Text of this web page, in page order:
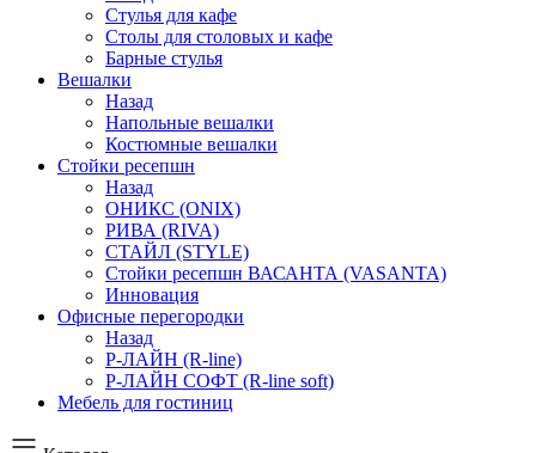
Стулья для кафе
Столы для столовых и кафе
Барные стулья
Вешалки
Назад
Напольные вешалки
Костюмные вешалки
Стойки ресепшн
Назад
ОНИКС (ONIX)
РИВА (RIVA)
СТАЙЛ (STYLE)
Стойки ресепшн ВАСАНТА (VASANTA)
Инновация
Офисные перегородки
Назад
Р-ЛАЙН (R-line)
Р-ЛАЙН СОФТ (R-line soft)
Мебель для гостиниц